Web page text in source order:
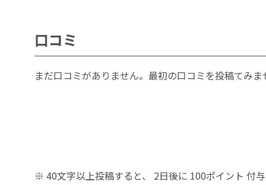
口コミ
まだ口コミがありません。最初の口コミを投稿てみま
※ 40文字以上投稿すると、 2日後に 100ポイント 付与